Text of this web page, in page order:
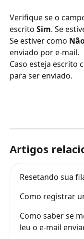
Verifique se o
escrito Sim. Se
Se estiver como
enviado por e-mail.
Caso esteja escrito
para ser enviado.
Artigos
Resetando sua
Como registrar
Como saber se
leu o e-mail